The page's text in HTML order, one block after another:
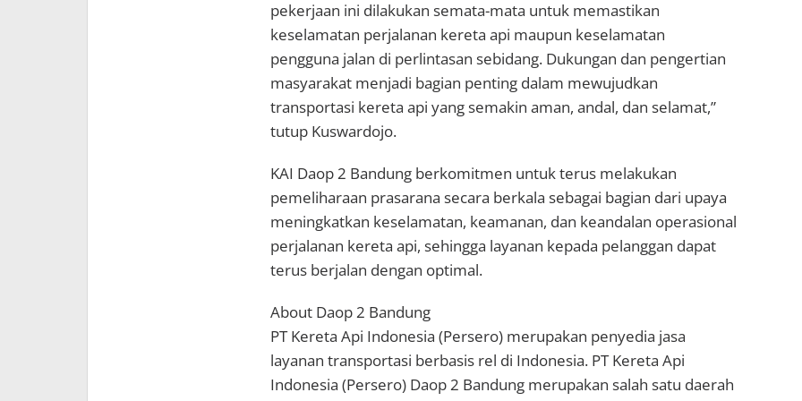
pekerjaan ini dilakukan semata-mata untuk memastikan
keselamatan perjalanan kereta api maupun keselamatan
pengguna jalan di perlintasan sebidang. Dukungan dan pengertian
masyarakat menjadi bagian penting dalam mewujudkan
transportasi kereta api yang semakin aman, andal, dan selamat,”
tutup Kuswardojo.
KAI Daop 2 Bandung berkomitmen untuk terus melakukan
pemeliharaan prasarana secara berkala sebagai bagian dari upaya
meningkatkan keselamatan, keamanan, dan keandalan operasional
perjalanan kereta api, sehingga layanan kepada pelanggan dapat
terus berjalan dengan optimal.
About Daop 2 Bandung
PT Kereta Api Indonesia (Persero) merupakan penyedia jasa
layanan transportasi berbasis rel di Indonesia. PT Kereta Api
Indonesia (Persero) Daop 2 Bandung merupakan salah satu daerah